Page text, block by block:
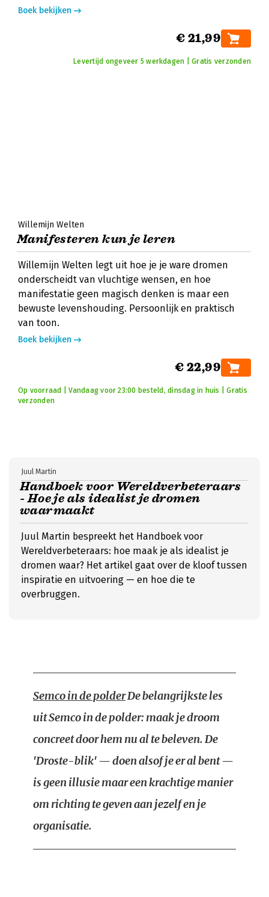
Boek bekijken
€ 21,99
Levertijd ongeveer 5 werkdagen | Gratis verzonden
Willemijn Welten
Manifesteren kun je leren
Willemijn Welten legt uit hoe je je ware dromen
onderscheidt van vluchtige wensen, en hoe
manifestatie geen magisch denken is maar een
bewuste levenshouding. Persoonlijk en praktisch
van toon.
Boek bekijken
€ 22,99
Op voorraad | Vandaag voor 23:00 besteld, dinsdag in huis | Gratis
verzonden
Handboek voor Wereldverbeteraars
- Hoe je als idealist je dromen
waarmaakt
Juul Martin
Juul Martin bespreekt het Handboek voor
Wereldverbeteraars: hoe maak je als idealist je
dromen waar? Het artikel gaat over de kloof tussen
inspiratie en uitvoering — en hoe die te
overbruggen.
Semco in de polderDe belangrijkste les
uit Semco in de polder: maak je droom
concreet door hem nu al te beleven. De
'Droste-blik' — doen alsof je er al bent —
is geen illusie maar een krachtige manier
om richting te geven aan jezelf en je
organisatie.